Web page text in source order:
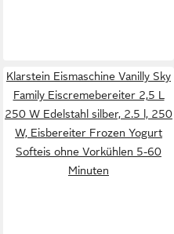
Klarstein Eismaschine Vanilly Sky
Family Eiscremebereiter 2,5 L
250 W Edelstahl silber, 2.5 l, 250
W, Eisbereiter Frozen Yogurt
Softeis ohne Vorkühlen 5-60
Minuten